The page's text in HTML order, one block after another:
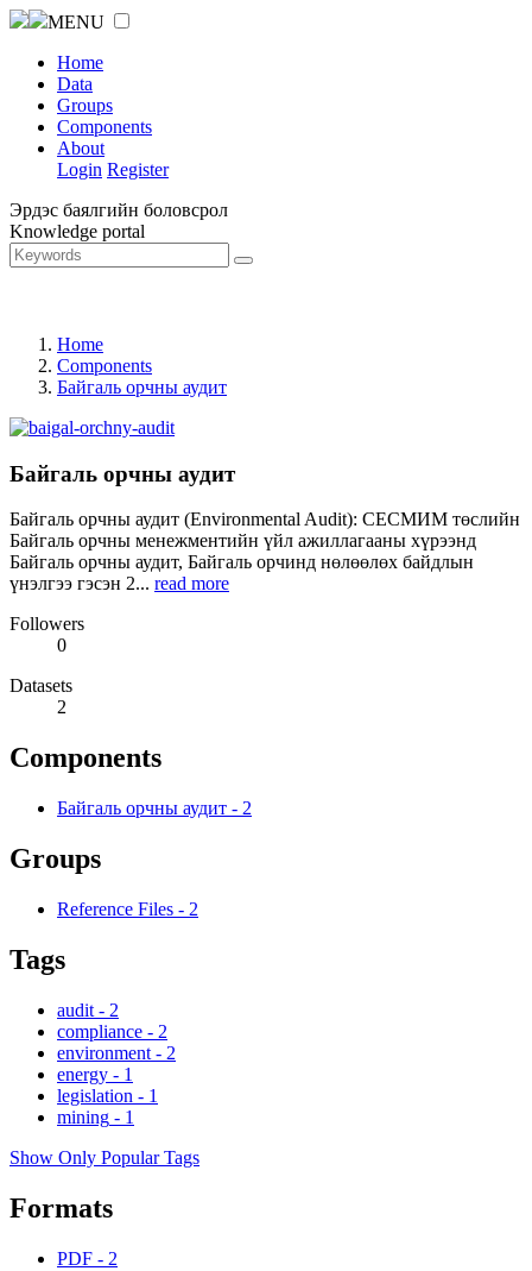
MENU
Home
Data
Groups
Components
About
Login Register
Эрдэс баялгийн боловсрол
Knowledge portal
Home
Components
Байгаль орчны аудит
Байгаль орчны аудит
Байгаль орчны аудит (Environmental Audit): СЕСМИМ төслийн
Байгаль орчны менежментийн үйл ажиллагааны хүрээнд
Байгаль орчны аудит, Байгаль орчинд нөлөөлөх байдлын
үнэлгээ гэсэн 2... read more
Followers
0
Datasets
2
Components
Байгаль орчны аудит - 2
Groups
Reference Files - 2
Tags
audit - 2
compliance - 2
environment - 2
energy - 1
legislation - 1
mining - 1
Show Only Popular Tags
Formats
PDF - 2